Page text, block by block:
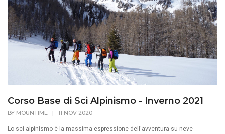
Corso Base di Sci Alpinismo - Inverno 2021
BY MOUNTIME | 11 NOV 2020
Lo sci alpinismo è la massima espressione dell'avventura su neve